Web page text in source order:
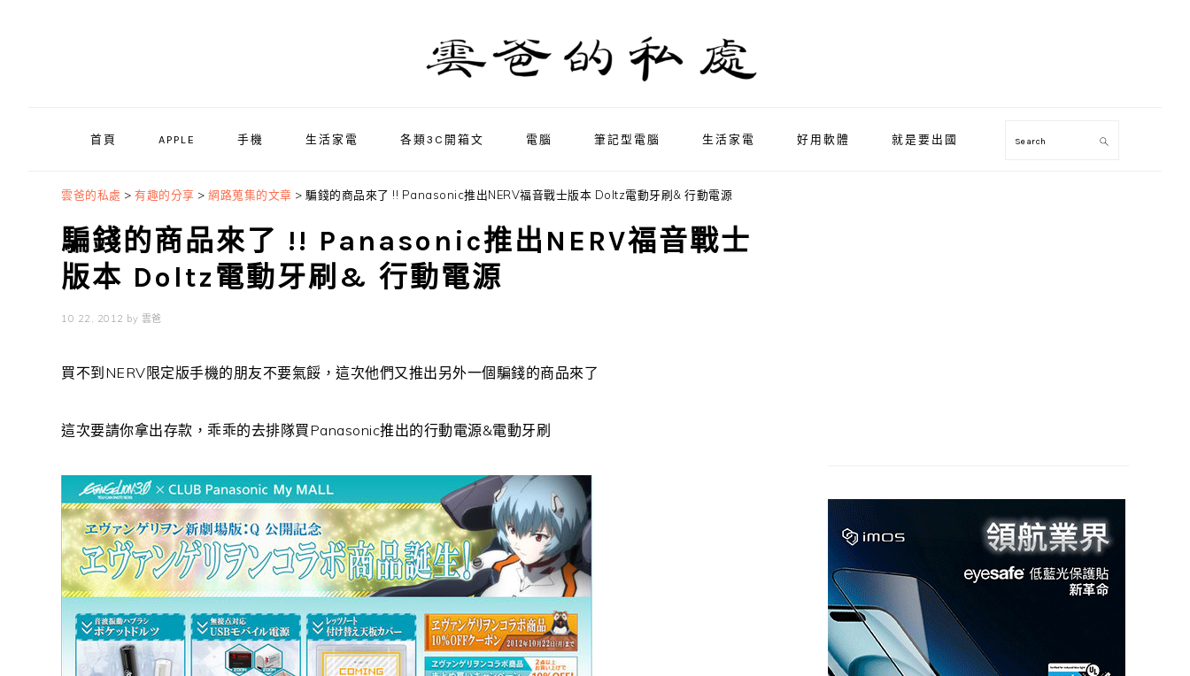
首頁 APPLE 手機 生活家電 各類3C開箱文 電腦 筆記型電腦 生活家電 好用軟體 就是要出國 Search
雲爸的私處 > 有趣的分享 > 網路蒐集的文章 > 騙錢的商品來了 !! Panasonic推出NERV福音戰士版本 Doltz電動牙刷& 行動電源
騙錢的商品來了 !! Panasonic推出NERV福音戰士
版本 Doltz電動牙刷& 行動電源
10 22, 2012 by 雲爸
買不到NERV限定版手機的朋友不要氣餒，這次他們又推出另外一個騙錢的商品來了
這次要請你拿出存款，乖乖的去排隊買Panasonic推出的行動電源&電動牙刷